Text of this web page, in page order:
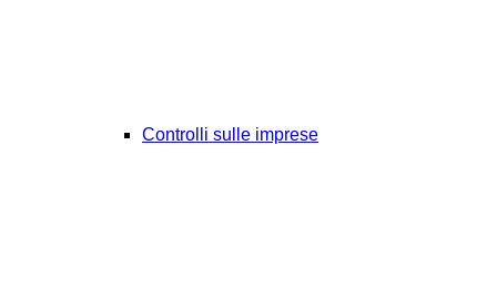
Controlli sulle imprese